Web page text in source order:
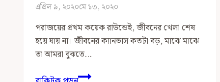
এপ্রিল ৯, ২০২০মে ১৩, ২০২০
পরাজয়ের প্রথম কয়েক রাউন্ডেই, জীবনের খেলা শেষ
হয়ে যায় না। জীবনের ক্যানভাস কতটা বড়, মাঝে মাঝে
তা আমরা বুঝতে…
যদি